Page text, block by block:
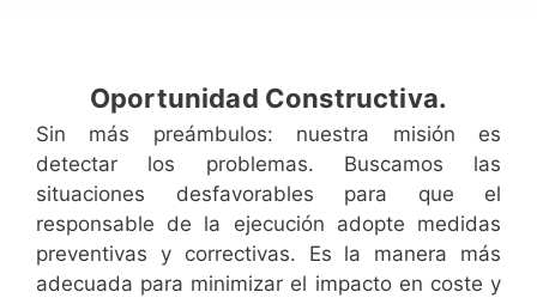
Oportunidad Constructiva.
Sin más preámbulos: nuestra misión es
detectar los problemas. Buscamos las
situaciones desfavorables para que el
responsable de la ejecución adopte medidas
preventivas y correctivas. Es la manera más
adecuada para minimizar el impacto en coste y